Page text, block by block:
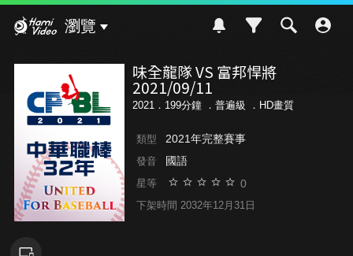
瀏覽
味全龍隊 VS 富邦悍將
2021/09/11
2021．199分鐘 ． 普遍級 ．HD畫質
類型 2021年完整賽事
發音 國語
星等 0
下架時間 2032年12月31日